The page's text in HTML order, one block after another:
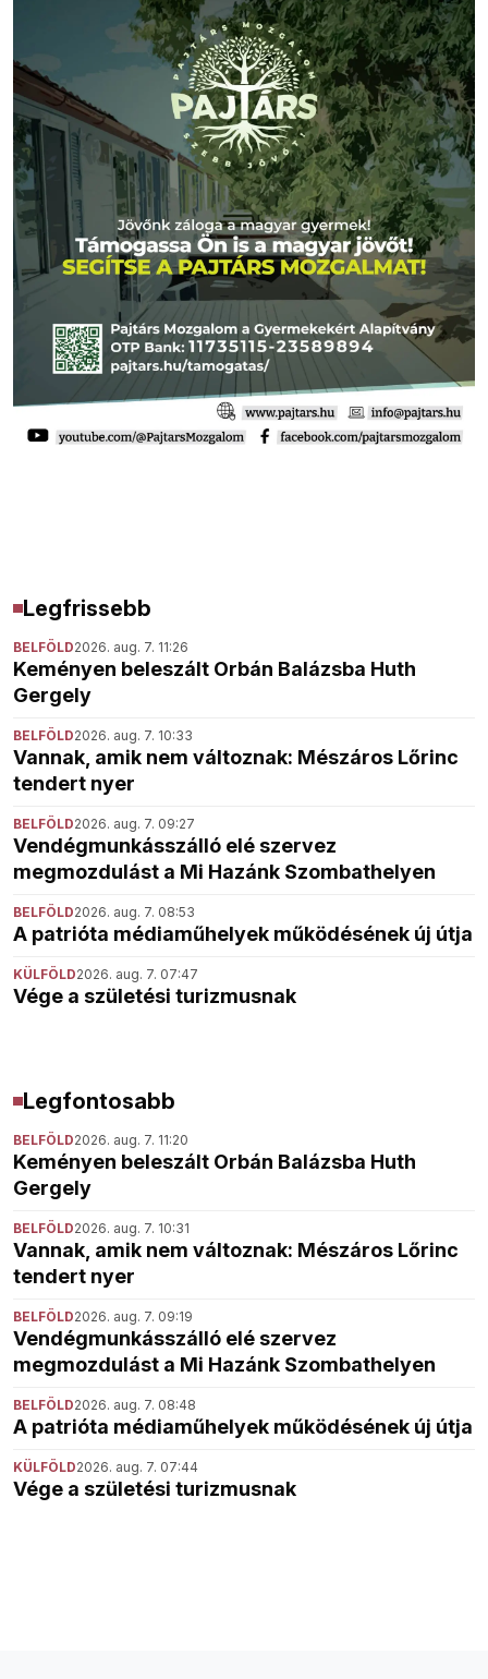
Legfrissebb
BELFÖLD2026. aug. 7. 11:26
Keményen beleszált Orbán Balázsba Huth
Gergely
BELFÖLD2026. aug. 7. 10:33
Vannak, amik nem változnak: Mészáros Lőrinc
tendert nyer
BELFÖLD2026. aug. 7. 09:27
Vendégmunkásszálló elé szervez
megmozdulást a Mi Hazánk Szombathelyen
BELFÖLD2026. aug. 7. 08:53
A patrióta médiaműhelyek működésének új útja
KÜLFÖLD2026. aug. 7. 07:47
Vége a születési turizmusnak
Legfontosabb
BELFÖLD2026. aug. 7. 11:20
Keményen beleszált Orbán Balázsba Huth
Gergely
BELFÖLD2026. aug. 7. 10:31
Vannak, amik nem változnak: Mészáros Lőrinc
tendert nyer
BELFÖLD2026. aug. 7. 09:19
Vendégmunkásszálló elé szervez
megmozdulást a Mi Hazánk Szombathelyen
BELFÖLD2026. aug. 7. 08:48
A patrióta médiaműhelyek működésének új útja
KÜLFÖLD2026. aug. 7. 07:44
Vége a születési turizmusnak